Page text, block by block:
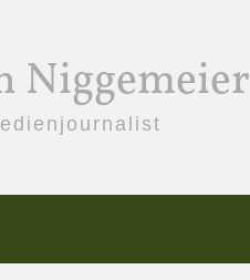
Niggemeier